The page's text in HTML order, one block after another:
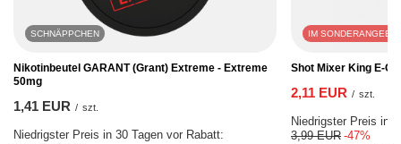
SCHNÄPPCHEN
Nikotinbeutel GARANT (Grant) Extreme - Extreme
50mg
1,41 EUR / szt.
Niedrigster Preis in 30 Tagen vor Rabatt:
IM
Shot Mixer King E-
2,11 EUR / szt.
Niedrigster Preis in
3,99 EUR -47%